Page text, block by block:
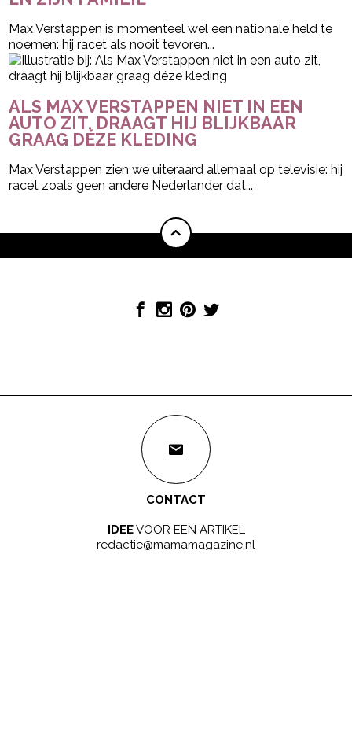
Max Verstappen is momenteel wel een nationale held te
noemen: hij racet als nooit tevoren...
ALS MAX VERSTAPPEN NIET IN EEN
AUTO ZIT, DRAAGT HIJ BLIJKBAAR
GRAAG DÉZE KLEDING
Max Verstappen zien we uiteraard allemaal op televisie: hij
racet zoals geen andere Nederlander dat...
CONTACT
IDEEVOOR EEN ARTIKEL
redactie@mamamagazine.nl